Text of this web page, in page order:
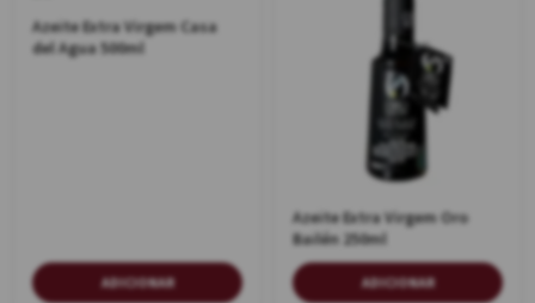
Azeite Extra Virgem Casa
del Agua 500ml
ADICIONAR
Azeite Extra Virgem Oro
Bailén 250ml
ADICIONAR